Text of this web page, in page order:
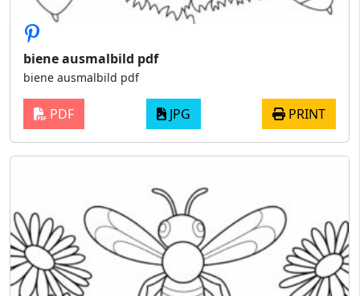
biene ausmalbild pdf
biene ausmalbild pdf
PDF JPG PRINT